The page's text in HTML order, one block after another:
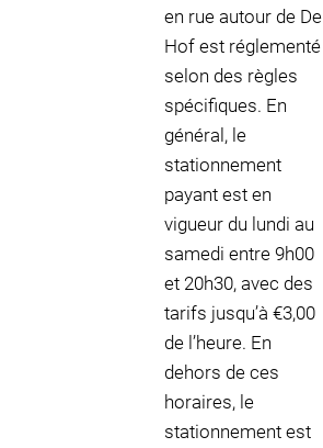
en rue autour de De
Hof est réglementé
selon des règles
spécifiques. En
général, le
stationnement
payant est en
vigueur du lundi au
samedi entre 9h00
et 20h30, avec des
tarifs jusqu’à €3,00
de l’heure. En
dehors de ces
horaires, le
stationnement est